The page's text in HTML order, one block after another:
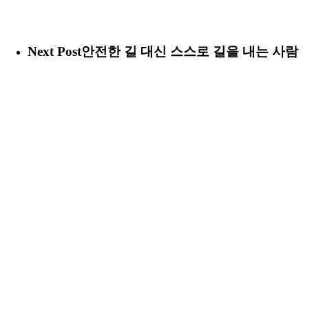
Next Post안전한 길 대신 스스로 길을 내는 사람